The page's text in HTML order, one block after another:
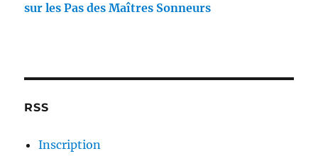
sur les Pas des Maîtres Sonneurs
RSS
Inscription